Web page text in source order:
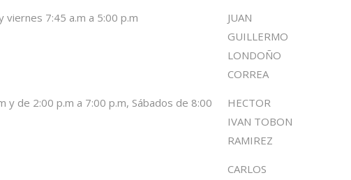
viernes 7:45 a.m a 5:00 p.m
JUAN
GUILLERMO
LONDOÑO
CORREA
y de 2:00 p.m a 7:00 p.m, Sábados de 8:00
HECTOR
IVAN TOBON
RAMIREZ
CARLOS